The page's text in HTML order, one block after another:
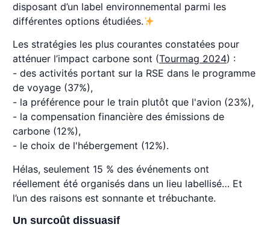
disposant d’un label environnemental parmi les
différentes options étudiées.
Les stratégies les plus courantes constatées pour
atténuer l’impact carbone sont (Tourmag 2024) :
- des activités portant sur la RSE dans le programme
de voyage (37%),
- la préférence pour le train plutôt que l'avion (23%),
- la compensation financière des émissions de
carbone (12%),
- le choix de l'hébergement (12%).
Hélas, seulement 15 % des événements ont
réellement été organisés dans un lieu labellisé… Et
l’un des raisons est sonnante et trébuchante.
Un surcoût dissuasif